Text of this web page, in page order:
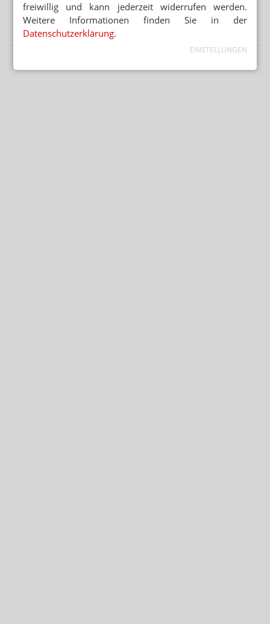
freiwillig und kann jederzeit widerrufen werden.
Weitere Informationen finden Sie in der
Datenschutzerklärung.
EINSTELLUNGEN
GEBLEICHT ODER NICHT
Salicylsäure-Verreibung: Gelbe oder weiße Vaseline?